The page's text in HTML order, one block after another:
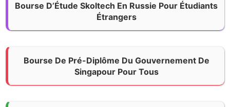
Bourse D’Étude Skoltech En Russie Pour Étudiants
Étrangers
Bourse De Pré-Diplôme Du Gouvernement De
Singapour Pour Tous